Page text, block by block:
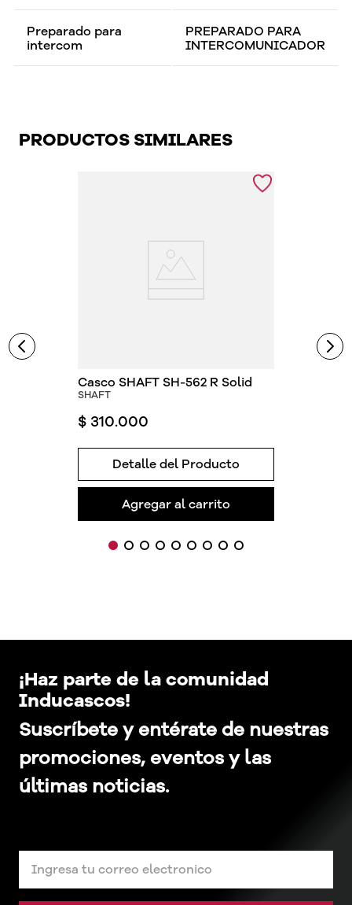
Preparado para
intercom
PREPARADO PARA
INTERCOMUNICADOR
PRODUCTOS SIMILARES
Casco SHAFT SH-562 R Solid
SHAFT
$ 310.000
Detalle del Producto
Agregar al carrito
¡Haz parte de la comunidad
Inducascos!
Suscríbete y entérate de nuestras
promociones, eventos y las
últimas noticias.